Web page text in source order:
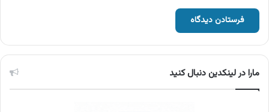
مارا در لینکدین دنبال کنید